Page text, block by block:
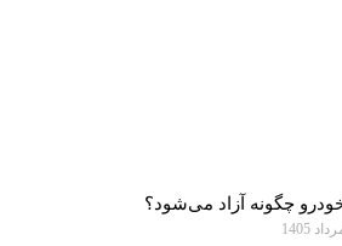
خودرو چگونه آزاد می‌شود؟